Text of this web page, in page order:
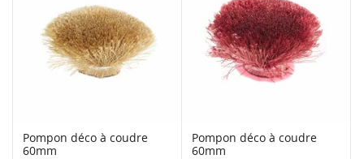
Pompon déco à coudre
60mm
Pompon déco à coudre
60mm